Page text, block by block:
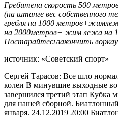
Гребитена скорость 500
(на штанге вес собственного
гребля на 1000
на 2000метров+ жим лежа на
Постарайтесьзакончить
источник: «Советский спорт»
Сергей Тарасов: Все шло
колеи В минувшие выходные
завершился третий этап Кубка
для нашей сборной.
января. 24.12.2019 20:00